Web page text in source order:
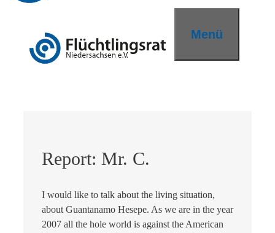
Menü
Report: Mr. C.
I would like to talk about the living situation,
about Guantanamo Hesepe. As we are in the year
2007 all the hole world is against the American